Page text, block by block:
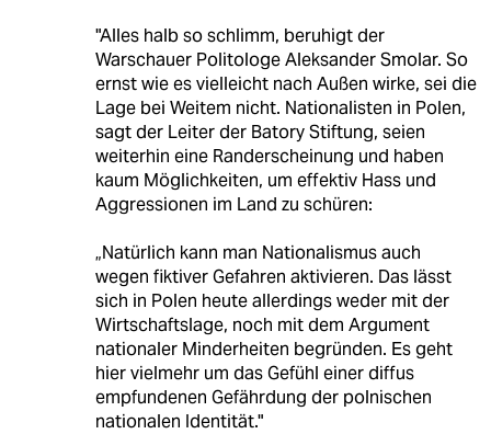
"Alles halb so schlimm, beruhigt der
Warschauer Politologe Aleksander Smolar. So
ernst wie es vielleicht nach Außen wirke, sei die
Lage bei Weitem nicht. Nationalisten in Polen,
sagt der Leiter der Batory Stiftung, seien
weiterhin eine Randerscheinung und haben
kaum Möglichkeiten, um effektiv Hass und
Aggressionen im Land zu schüren:
„Natürlich kann man Nationalismus auch
wegen fiktiver Gefahren aktivieren. Das lässt
sich in Polen heute allerdings weder mit der
Wirtschaftslage, noch mit dem Argument
nationaler Minderheiten begründen. Es geht
hier vielmehr um das Gefühl einer diffus
empfundenen Gefährdung der polnischen
nationalen Identität."